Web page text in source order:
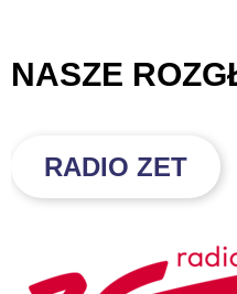
NASZE
RADIO ZET